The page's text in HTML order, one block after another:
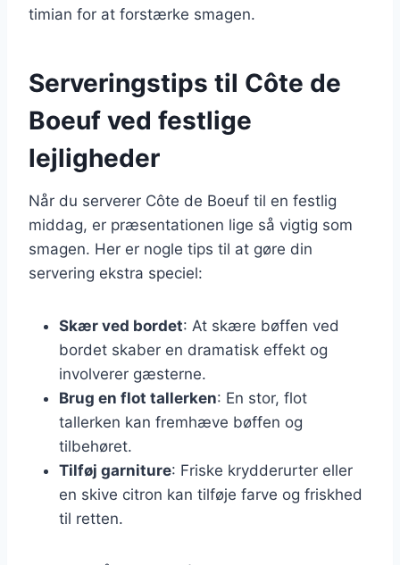
timian for at forstærke smagen.
Serveringstips til Côte de
Boeuf ved festlige
lejligheder
Når du serverer Côte de Boeuf til en festlig
middag, er præsentationen lige så vigtig som
smagen. Her er nogle tips til at gøre din
servering ekstra speciel:
Skær ved bordet: At skære bøffen ved
bordet skaber en dramatisk effekt og
involverer gæsterne.
Brug en flot tallerken: En stor, flot
tallerken kan fremhæve bøffen og
tilbehøret.
Tilføj garniture: Friske krydderurter eller
en skive citron kan tilføje farve og friskhed
til retten.